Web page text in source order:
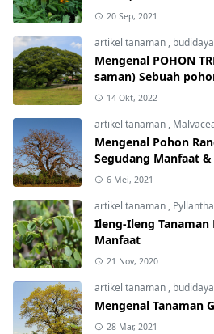
20 Sep, 2021
artikel tanaman , budidaya
Mengenal POHON
saman) Sebuah
14 Okt, 2022
artikel tanaman ,
Mengenal Pohon
Segudang Manfaat
6 Mei, 2021
artikel tanaman ,
Ileng-Ileng
Manfaat
21 Nov, 2020
artikel tanaman , budidaya
Mengenal Tanaman
28 Mar, 2021